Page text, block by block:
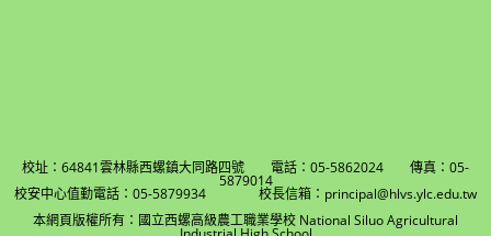
校址：64841雲林縣西螺鎮大同路四號 電話：05-5862024 傳真：05-
5879014
校安中心值勤電話：05-5879934 校長信箱：principal@hlvs.ylc.edu.tw
本網頁版權所有：國立西螺高級農工職業學校 National Siluo Agricultural